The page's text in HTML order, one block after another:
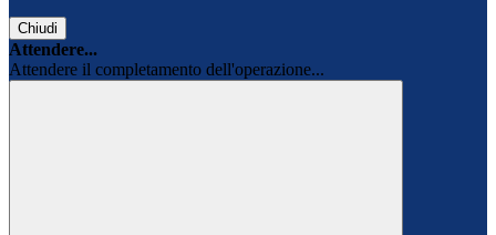
Chiudi
Attendere...
Attendere il completamento dell'operazione...